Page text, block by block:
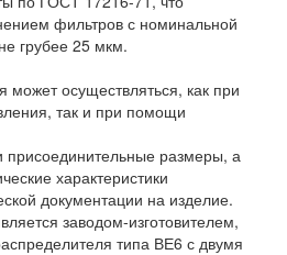
фильтров с номинальной
грубее 25 мкм.
может осуществляться, как при
так и при помощи
размеры, а
характеристики
документации на изделие.
заводом-изготовителем,
типа ВЕ6 с двумя